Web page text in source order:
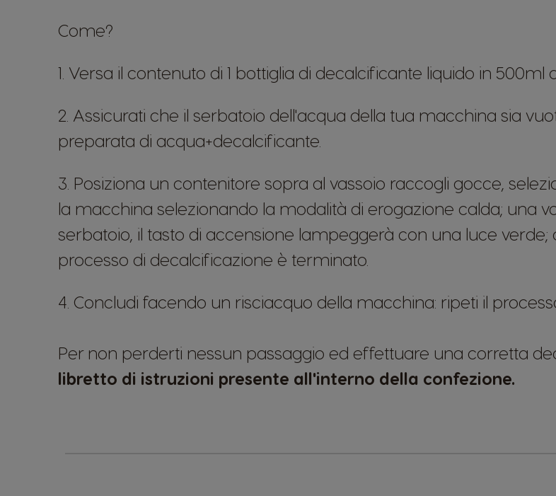
Come?
1. Versa il contenuto di 1 bottiglia di decalcificante liquido in 500ml
2. Assicurati che il serbatoio dell'acqua della tua macchina sia
preparata di acqua+decalcificante.
3. Posiziona un contenitore sopra al vassoio raccogli gocce,
la macchina selezionando la modalità di erogazione calda; una
serbatoio, il tasto di accensione lampeggerà con una luce
processo di decalcificazione è terminato.
4. Concludi facendo un risciacquo della macchina: ripeti il
Per non perderti nessun passaggio ed effettuare una corretta
libretto di istruzioni presente all'interno della confezione.